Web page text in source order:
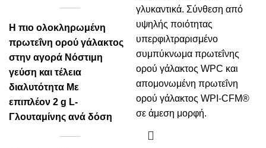
Η πιο ολοκληρωμένη
πρωτεΐνη ορού γάλακτος
στην αγορά Νόστιμη
γεύση και τέλεια
διαλυτότητα Με
επιπλέον 2 g L-
Γλουταμίνης ανά δόση
γλυκαντικά. Σύνθεση από
υψηλής ποιότητας
υπερφιλτραρισμένο
συμπύκνωμα πρωτεΐνης
ορού γάλακτος WPC και
απομονωμένη πρωτεΐνη
ορού γάλακτος WPI-CFM®
σε άμεση μορφή.